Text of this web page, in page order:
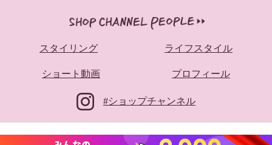
スタイリング ライフスタイル
ショート動画 プロフィール
#ショップチャンネル